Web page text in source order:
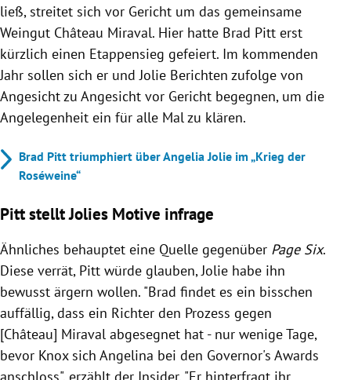
ließ, streitet sich vor Gericht um das gemeinsame
Weingut Château Miraval. Hier hatte Brad Pitt erst
kürzlich einen Etappensieg gefeiert. Im kommenden
Jahr sollen sich er und Jolie Berichten zufolge von
Angesicht zu Angesicht vor Gericht begegnen, um die
Angelegenheit ein für alle Mal zu klären.
Brad Pitt triumphiert über Angelia Jolie im „Krieg der
Roséweine“
Pitt stellt Jolies Motive infrage
Ähnliches behauptet eine Quelle gegenüber Page Six.
Diese verrät, Pitt würde glauben, Jolie habe ihn
bewusst ärgern wollen. "Brad findet es ein bisschen
auffällig, dass ein Richter den Prozess gegen
[Château] Miraval abgesegnet hat - nur wenige Tage,
bevor Knox sich Angelina bei den Governor's Awards
anschloss", erzählt der Insider. "Er hinterfragt ihr